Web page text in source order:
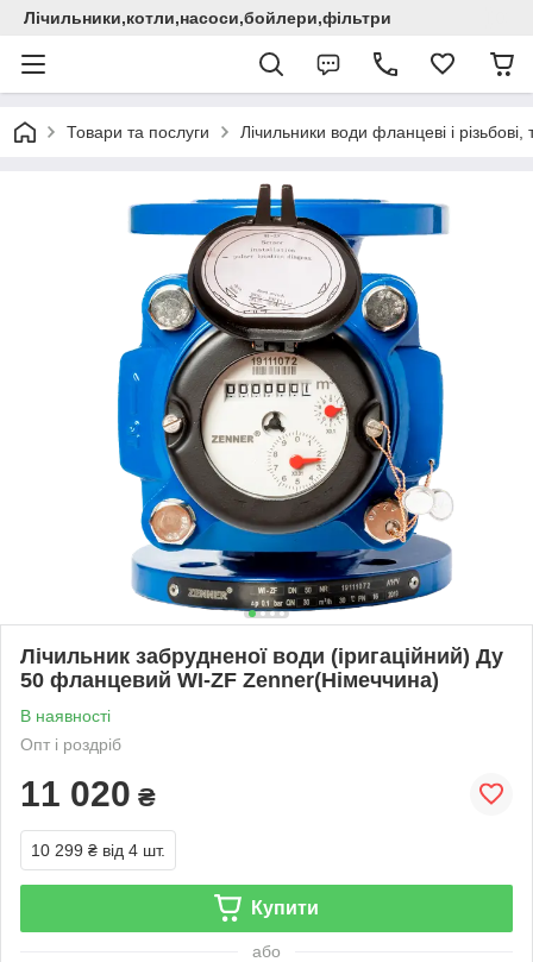
Лічильники,котли,насоси,бойлери,фільтри
Товари та послуги Лічильники води фланцеві і
Лічильник забрудненої води (іригаційний) Ду
50 фланцевий WI-ZF Zenner(Німеччина)
В наявності
Опт і роздріб
11 020 ₴
10 299 ₴ від 4 шт.
Купити
або